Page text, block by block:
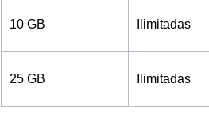
10 GB Ilimitadas
25 GB Ilimitadas